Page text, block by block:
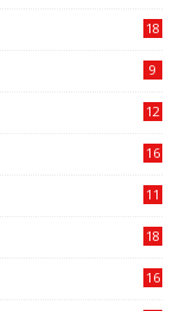
18
9
12
16
11
18
16